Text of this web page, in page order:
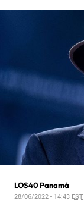
LOS40 Panamá
28/06/2022 - 14:43 EST